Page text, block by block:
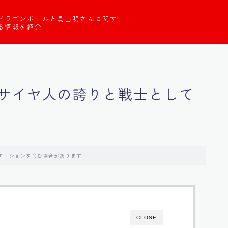
ラゴンボールと鳥山明さんに関す
情報を紹介
イヤ人の誇りと戦士として
ーションを含む場合があります
CLOSE